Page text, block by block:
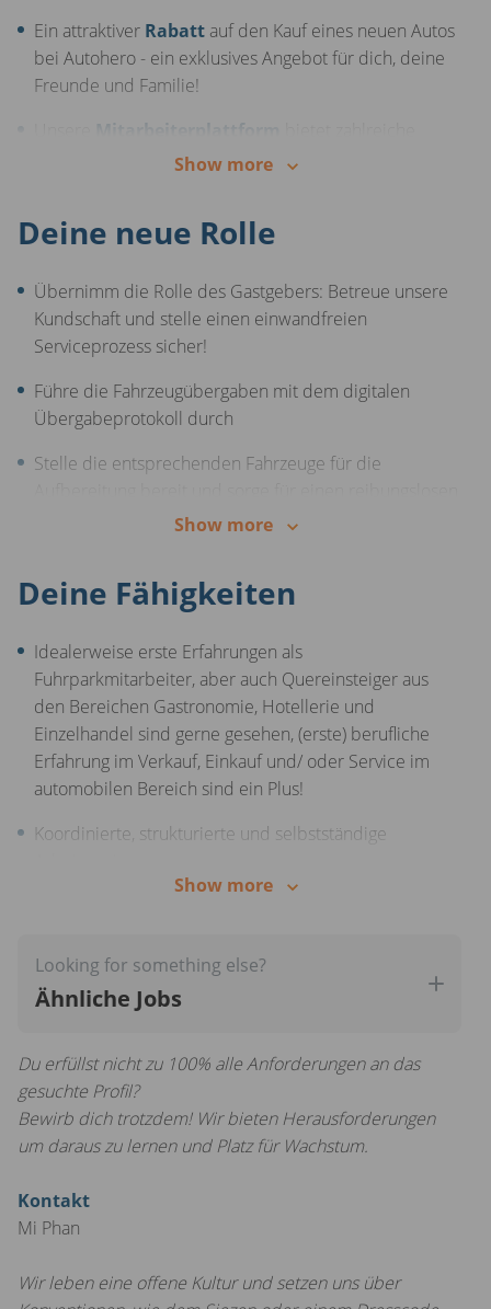
Ein attraktiver Rabatt auf den Kauf eines neuen Autos
bei Autohero - ein exklusives Angebot für dich, deine
Freunde und Familie!
Mitarbeiterplattform
Rabatte für deine Einkäufe - du profitierst von
Die Chance Einfluss zu nehmen, deine eigenen Spuren
Show more
Deine neue Rolle
Übernimm die Rolle des Gastgebers: Betreue unsere
Kundschaft und stelle einen einwandfreien
Serviceprozess sicher!
Führe die Fahrzeugübergaben mit dem digitalen
Übergabeprotokoll durch
Stelle die entsprechenden Fahrzeuge für die
Kundenfahrzeugen durch und unterstütze damit
unsere Fahrzeugbewerter
Übernimm allgemeine administrative Aufgaben und
sei als Ansprechpartner für andere Abteilungen am
Standort verfügbar
Show more
Deine Fähigkeiten
Idealerweise erste Erfahrungen als
Fuhrparkmitarbeiter, aber auch Quereinsteiger aus
den Bereichen Gastronomie, Hotellerie und
Einzelhandel sind gerne gesehen, (erste) berufliche
Erfahrung im Verkauf, Einkauf und/ oder Service im
automobilen Bereich sind ein Plus!
Koordinierte, strukturierte und selbstständige
professionellem Auftreten
Fließende Deutschkenntnisse und erste Erfahrungen
Führerschein
Show more
Looking for something else?
Ähnliche Jobs
Du erfüllst nicht zu 100% alle Anforderungen an das
gesuchte Profil?
Bewirb dich trotzdem! Wir bieten Herausforderungen
um daraus zu lernen und Platz für Wachstum.
Kontakt
Mi Phan
Wir leben eine offene Kultur und setzen uns über